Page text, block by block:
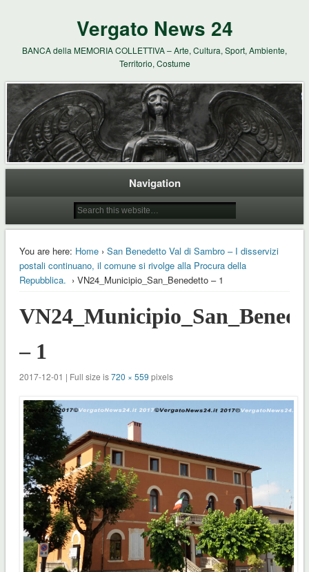
Vergato News 24
BANCA della MEMORIA COLLETTIVA – Arte, Cultura, Sport, Ambiente,
Territorio, Costume
Navigation
You are here: Home› San Benedetto Val di Sambro – I disservizi
postali continuano, il comune si rivolge alla Procura della
Repubblica. › VN24_Municipio_San_Benedetto – 1
– 1
2017-12-01 | Full size is720 × 559 pixels